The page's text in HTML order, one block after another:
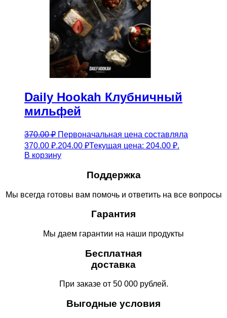
Daily Hookah Клубничный
мильфей
370.00₽ Первоначальная цена составляла
370.00 ₽.204.00 ₽Текущая цена: 204.00 ₽.
В корзину
Поддержка
Мы всегда готовы вам помочь и ответить на все вопросы
Гарантия
Мы даем гарантии на наши продукты
Бесплатная
доставка
При заказе от 50 000 рублей.
Выгодные условия